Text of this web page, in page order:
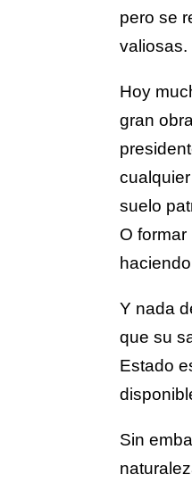
pero se
valiosas.
Hoy
gran
suelo
O
Y nada
que su
Estado
Sin